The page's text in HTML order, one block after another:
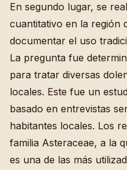
En segundo lugar, se
cuantitativo en la región
documentar el uso
La pregunta fue
para tratar diversas
locales. Este fue un
basado en entrevistas
habitantes locales. Los
familia Asteraceae, a la
es una de las más